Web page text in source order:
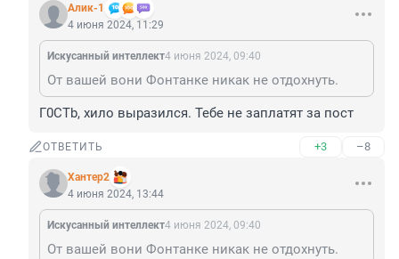
Алик-1
4 июня 2024, 11:29
Искусанный интеллект4 июня 2024, 09:40
От вашей вони Фонтанке никак не отдохнуть.
Г0CTb, хило выразился. Тебе не заплатят за пост
ОТВЕТИТЬ +3 –8
Хантер2
4 июня 2024, 13:44
Искусанный интеллект4 июня 2024, 09:40
От вашей вони Фонтанке никак не отдохнуть.